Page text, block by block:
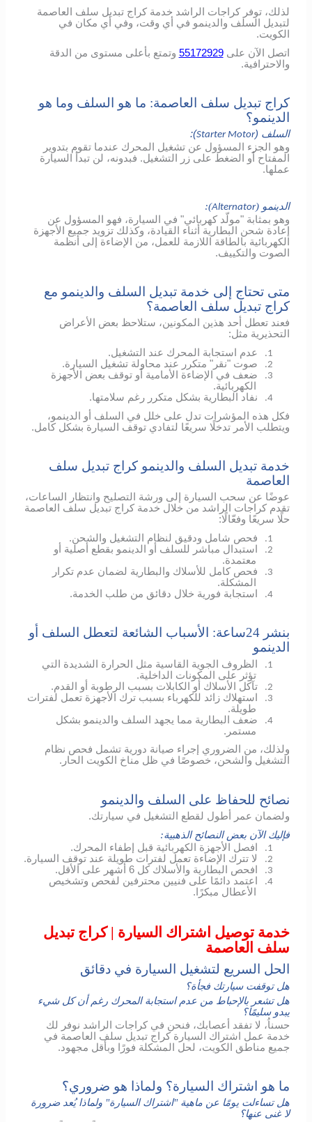
لذلك، توفر كراجات الراشد خدمة كراج تبديل سلف العاصمة
لتبديل السلف والدينمو في أي وقت، وفي أي مكان في
الكويت.
اتصل الآن على55172929 وتمتع بأعلى مستوى من الدقة
والاحترافية.
كراج تبديل سلف العاصمة: ما هو السلف وما هو
الدينمو؟
السلف (Starter Motor
):
وهو الجزء المسؤول عن تشغيل المحرك عندما تقوم بتدوير
المفتاح أو الضغط على زر التشغيل. فبدونه، لن تبدأ السيارة
عملها.
الدينمو (Alternator
):
وهو بمثابة "مولّد كهربائي" في السيارة، فهو المسؤول عن
إعادة شحن البطارية أثناء القيادة، وكذلك تزويد جميع الأجهزة
الكهربائية بالطاقة اللازمة للعمل، من الإضاءة إلى أنظمة
الصوت والتكييف.
متى تحتاج إلى خدمة تبديل السلف والدينمو مع
كراج تبديل سلف العاصمة؟
فعند تعطل أحد هذين المكونين، ستلاحظ بعض الأعراض
التحذيرية مثل:
1. عدم استجابة المحرك عند التشغيل.
2. صوت "نقر" متكرر عند محاولة تشغيل السيارة.
3.
ضعف في الإضاءة الأمامية أو توقف بعض الأجهزة
الكهربائية.
4.
نفاد البطارية بشكل متكرر رغم سلامتها.
فكل هذه المؤشرات تدل على خلل في السلف أو الدينمو،
ويتطلب الأمر تدخلًا سريعًا لتفادي توقف السيارة بشكل كامل.
خدمة تبديل السلف والدينمو كراج تبديل سلف
العاصمة
عوضًا عن سحب السيارة إلى ورشة التصليح وانتظار الساعات،
تقدم كراجات الراشد من خلال خدمة كراج تبديل سلف العاصمة
حلًا سريعًا وفعّالًا:
1. فحص شامل ودقيق لنظام التشغيل والشحن.
2.
استبدال مباشر للسلف أو الدينمو بقطع أصلية أو
معتمدة.
3.
فحص كامل للأسلاك والبطارية لضمان عدم تكرار
المشكلة.
4. استجابة فورية خلال دقائق من طلب الخدمة.
بنشر 24ساعة: الأسباب الشائعة لتعطل السلف أو
الدينمو
1.
الظروف الجوية القاسية مثل الحرارة الشديدة التي
تؤثر على المكونات الداخلية.
2. تآكل الأسلاك أو الكابلات بسبب الرطوبة أو القدم.
3.
استهلاك زائد للكهرباء بسبب ترك الأجهزة تعمل لفترات
طويلة.
4.
ضعف البطارية مما يجهد السلف والدينمو بشكل
مستمر.
ولذلك، من الضروري إجراء صيانة دورية تشمل فحص نظام
التشغيل والشحن، خصوصًا في ظل مناخ الكويت الحار.
نصائح للحفاظ على السلف والدينمو
ولضمان عمر أطول لقطع التشغيل في سيارتك.
فإليك الآن بعض النصائح الذهبية:
1. افصل الأجهزة الكهربائية قبل إطفاء المحرك.
2. لا تترك الإضاءة تعمل لفترات طويلة عند توقف السيارة.
3. افحص البطارية والأسلاك كل 6 أشهر على الأقل.
4.
اعتمد دائمًا على فنيين محترفين لفحص وتشخيص
الأعطال مبكرًا.
خدمة توصيل اشتراك السيارة | كراج تبديل
سلف العاصمة
الحل السريع لتشغيل السيارة في دقائق
هل توقفت سيارتك فجأة؟
هل تشعر بالإحباط من عدم استجابة المحرك رغم أن كل شيء
يبدو سليمًا؟
حسناُ، لا تفقد أعصابك، فنحن في كراجات الراشد نوفر لك
خدمة عمل اشتراك السيارة كراج تبديل سلف العاصمة في
جميع مناطق الكويت، لحل المشكلة فورًا وبأقل مجهود.
ما هو اشتراك السيارة؟ ولماذا هو ضروري؟
هل تساءلت يومًا عن ماهية "اشتراك السيارة" ولماذا يُعد ضرورة
لا غنى عنها؟